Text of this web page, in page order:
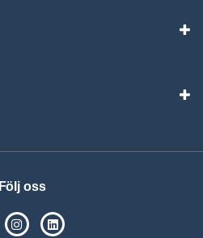
Följ oss
SPSM på Facebook
SPSM på Instagram